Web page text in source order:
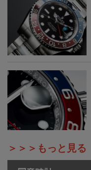
＞＞＞もっと見る